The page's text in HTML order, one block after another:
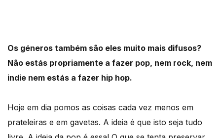
Os géneros também são eles muito mais difusos?
Não estás propriamente a fazer pop, nem rock, nem
indie nem estás a fazer hip hop.
Hoje em dia pomos as coisas cada vez menos em
prateleiras e em gavetas. A ideia é que isto seja tudo